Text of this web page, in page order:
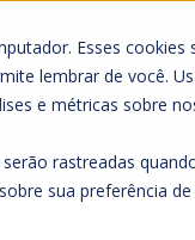
Esses
lembrar de você.
e métricas sobre
rastreadas
sua preferência